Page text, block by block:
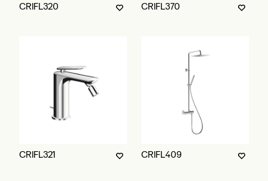
CRIFL320 CRIFL370
CRIFL321 CRIFL409